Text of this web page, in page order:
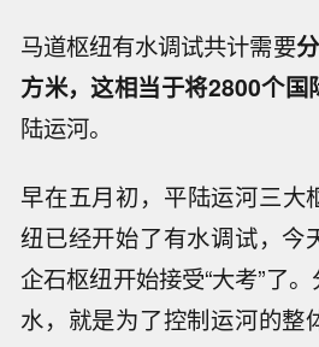
马道枢纽有水调试共计需要
方米，这相当于将2800个国
陆运河。
早在五月初，平陆运河三
纽已经开始了有水调试，今
企石枢纽开始接受“大考”了
水，就是为了控制运河的整